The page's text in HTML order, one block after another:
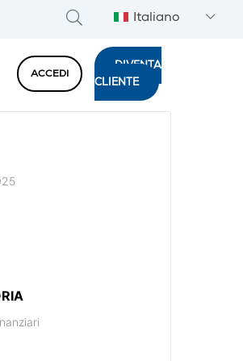
Italiano
ACCEDI
DIVENTA
CLIENTE